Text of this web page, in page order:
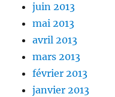
juin 2013
mai 2013
avril 2013
mars 2013
février 2013
janvier 2013